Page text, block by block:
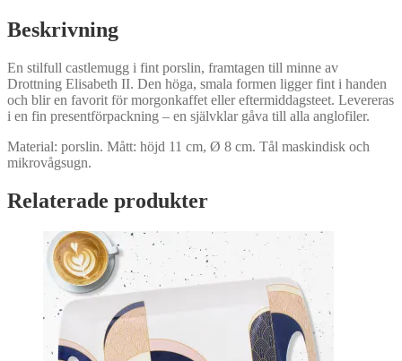
Beskrivning
En stilfull castlemugg i fint porslin, framtagen till minne av
Drottning Elisabeth II. Den höga, smala formen ligger fint i handen
och blir en favorit för morgonkaffet eller eftermiddagsteet. Levereras
i en fin presentförpackning – en självklar gåva till alla anglofiler.
Material: porslin. Mått: höjd 11 cm, Ø 8 cm. Tål maskindisk och
mikrovågsugn.
Relaterade produkter